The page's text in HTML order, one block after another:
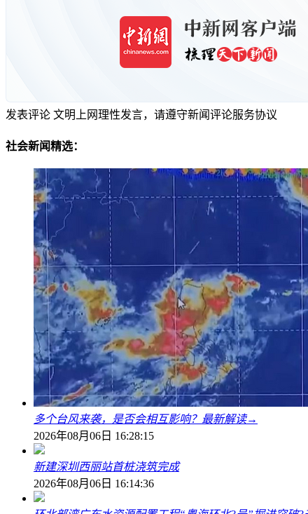
发表评论 文明上网理性发言，请遵守新闻评论服务协议
社会新闻精选：
多个台风来袭，是否会相互影响？最新解读→
2026年08月06日 16:28:15
新建深圳西丽站首桩浇筑完成
2026年08月06日 16:14:36